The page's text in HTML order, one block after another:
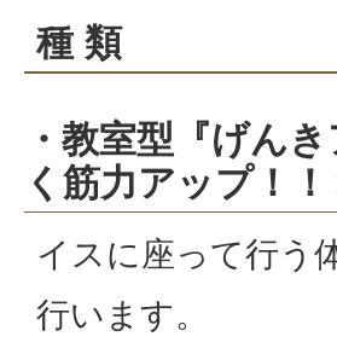
種 類
・教室型『げん
く筋力アップ！！
イスに座って行う
行います。